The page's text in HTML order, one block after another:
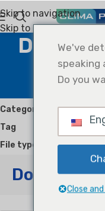
Skip to navigation
Skip to main content
Category
Tag
File type
We've
speaking
Do you
Close